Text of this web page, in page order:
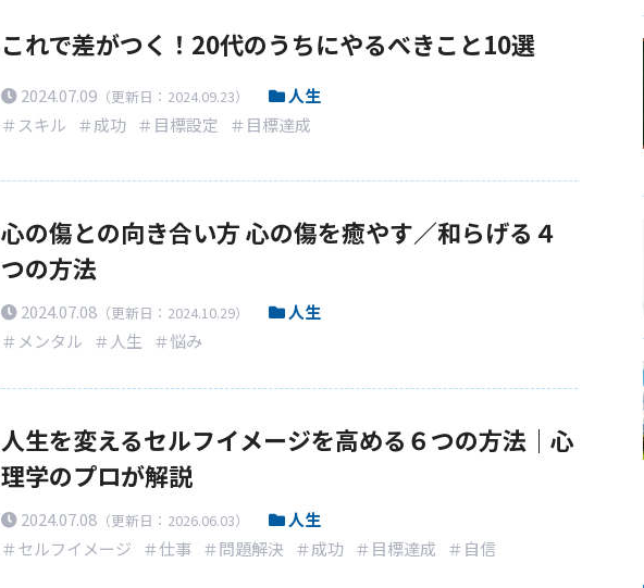
これで差がつく！20代のうちにやるべきこと10選
2024.07.09 （更新日：2024.09.23）
人生
＃スキル
＃成功 ＃目標設定 ＃目標達成
心の傷との向き合い方 心の傷を癒やす／和らげる４
つの方法
2024.07.08 （更新日：2024.10.29）
人生
＃メンタル
＃人生 ＃悩み
人生を変えるセルフイメージを高める６つの方法｜心
理学のプロが解説
2024.07.08 （更新日：2026.06.03）
人生
＃セルフイメージ
＃仕事 ＃問題解決 ＃成功 ＃目標達成 ＃自信